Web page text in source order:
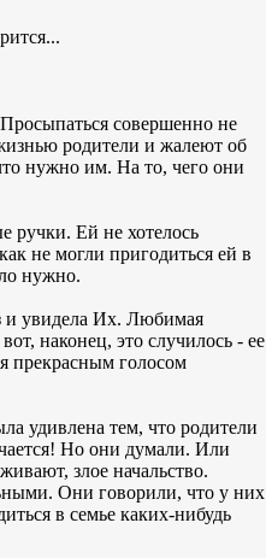
совершенно не
родители и жалеют об
нужно им. На то, чего они
ручки. Ей не хотелось
не могли пригодиться ей в
нужно.
и увидела Их. Любимая
наконец, это случилось - ее
прекрасным голосом
удивлена тем, что родители
Но они думали. Или
злое начальство.
Они говорили, что у них
в семье каких-нибудь